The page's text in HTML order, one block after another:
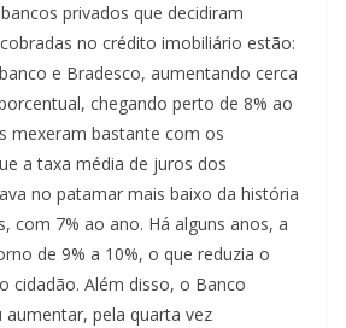
privados que decidiram
no crédito imobiliário estão:
e Bradesco, aumentando cerca
chegando perto de 8% ao
mexeram bastante com os
a taxa média de juros dos
no patamar mais baixo da história
com 7% ao ano. Há alguns anos, a
de 9% a 10%, o que reduzia o
cidadão. Além disso, o Banco
aumentar, pela quarta vez